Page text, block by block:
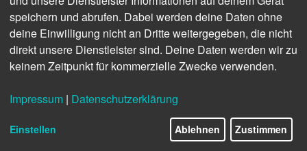
speichern und abrufen. Dabei werden deine Daten ohne
deine Einwilligung nicht an Dritte weitergegeben, die nicht
direkt unsere Dienstleister sind. Deine Daten werden wir zu
keinem Zeitpunkt für kommerzielle Zwecke verwenden.
Impressum | Datenschutzerklärung
Einstellen Ablehnen Zustimmen